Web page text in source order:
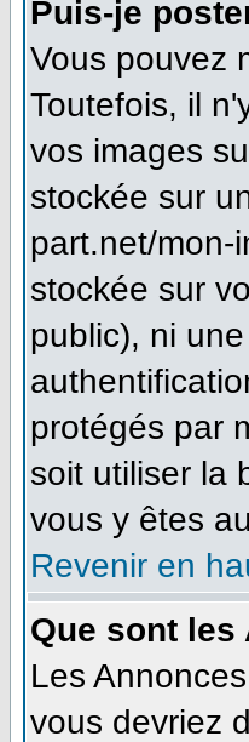
Puis-je
Vous pouvez
Toutefois, il
vos images
stockée sur
part.net/mon-
stockée sur
public), ni
protégés par
soit utiliser la
vous y êtes
Revenir en
Que sont les
Les
vous devriez